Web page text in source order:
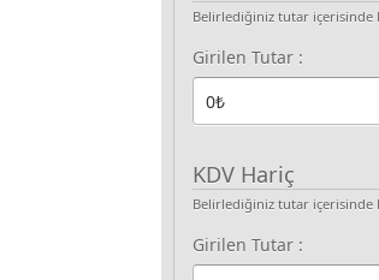
Belirlediğiniz tutar içerisinde
Girilen Tutar :
KDV Hariç
Belirlediğiniz tutar içerisinde
Girilen Tutar :